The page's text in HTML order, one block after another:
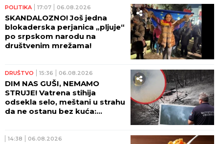
POLITIKA 17:07 06.08.2026
SKANDALOZNO! Još jedna
blokaderska perjanica „pljuje“
po srpskom narodu na
društvenim mrežama!
DRUŠTVO 15:36 06.08.2026
DIM NAS GUŠI, NEMAMO
STRUJE! Vatrena stihija
odsekla selo, meštani u strahu
da ne ostanu bez kuća:
14:38 06.08.2026